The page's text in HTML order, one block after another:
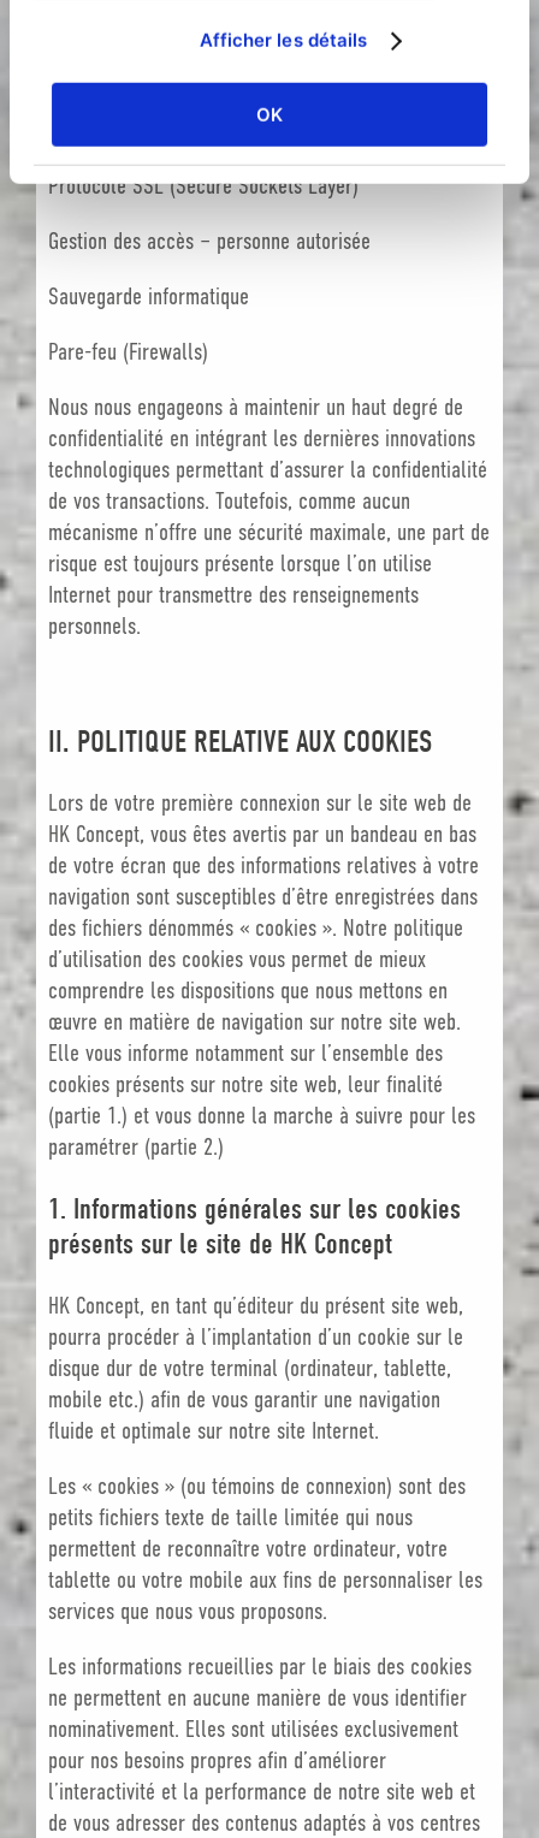
Afficher les détails
OK
Protocole SSL (Secure Sockets Layer)
Gestion des accès – personne autorisée
Sauvegarde informatique
Pare-feu (Firewalls)
Nous nous engageons à maintenir un haut degré de
confidentialité en intégrant les dernières innovations
technologiques permettant d’assurer la confidentialité
de vos transactions. Toutefois, comme aucun
mécanisme n’offre une sécurité maximale, une part de
risque est toujours présente lorsque l’on utilise
Internet pour transmettre des renseignements
personnels.
II. POLITIQUE RELATIVE AUX COOKIES
Lors de votre première connexion sur le site web de
HK Concept, vous êtes avertis par un bandeau en bas
de votre écran que des informations relatives à votre
navigation sont susceptibles d’être enregistrées dans
des fichiers dénommés « cookies ». Notre politique
d’utilisation des cookies vous permet de mieux
comprendre les dispositions que nous mettons en
œuvre en matière de navigation sur notre site web.
Elle vous informe notamment sur l’ensemble des
cookies présents sur notre site web, leur finalité
(partie 1.) et vous donne la marche à suivre pour les
paramétrer (partie 2.)
1. Informations générales sur les cookies
présents sur le site de HK Concept
HK Concept, en tant qu’éditeur du présent site web,
pourra procéder à l’implantation d’un cookie sur le
disque dur de votre terminal (ordinateur, tablette,
mobile etc.) afin de vous garantir une navigation
fluide et optimale sur notre site Internet.
Les « cookies » (ou témoins de connexion) sont des
petits fichiers texte de taille limitée qui nous
permettent de reconnaître votre ordinateur, votre
tablette ou votre mobile aux fins de personnaliser les
services que nous vous proposons.
Les informations recueillies par le biais des cookies
ne permettent en aucune manière de vous identifier
nominativement. Elles sont utilisées exclusivement
pour nos besoins propres afin d’améliorer
l’interactivité et la performance de notre site web et
de vous adresser des contenus adaptés à vos centres